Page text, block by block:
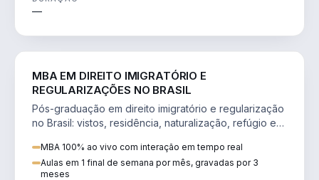
—
MBA EM DIREITO IMIGRATÓRIO E
REGULARIZAÇÕES NO BRASIL
Pós-graduação em direito imigratório e regularização
no Brasil: vistos, residência, naturalização, refúgio e
MBA 100% ao vivo com interação em tempo real
Aulas em 1 final de semana por mês, gravadas por 3
meses